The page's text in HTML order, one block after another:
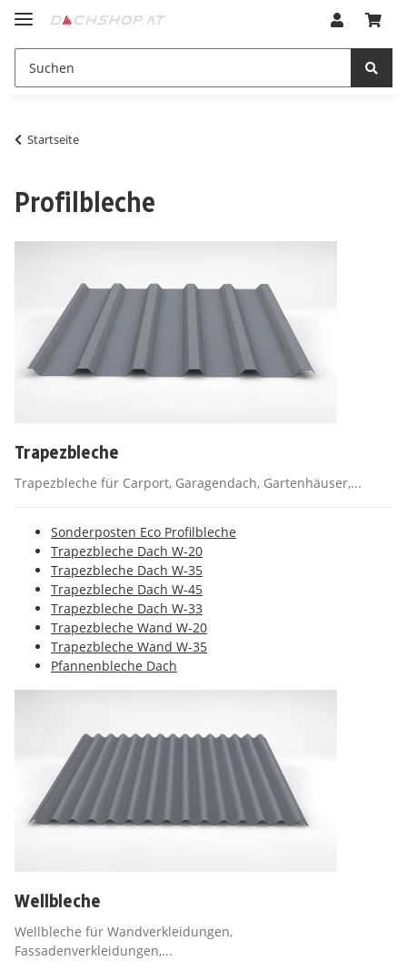
Startseite
Profilbleche
Trapezbleche
Trapezbleche für Carport, Garagendach, Gartenhäuser,...
Sonderposten Eco Profilbleche
Trapezbleche Dach W-20
Trapezbleche Dach W-35
Trapezbleche Dach W-45
Trapezbleche Dach W-33
Trapezbleche Wand W-20
Trapezbleche Wand W-35
Pfannenbleche Dach
Wellbleche
Wellbleche für Wandverkleidungen,
Fassadenverkleidungen,...